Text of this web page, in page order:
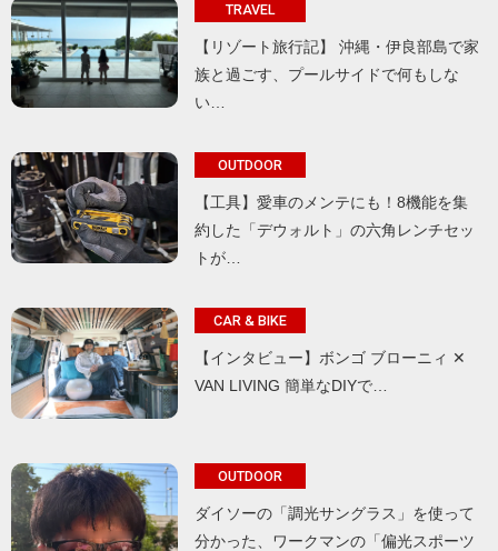
TRAVEL
【リゾート旅行記】 沖縄・伊良部島で家
族と過ごす、プールサイドで何もしな
い…
OUTDOOR
【工具】愛車のメンテにも！8機能を集
約した「デウォルト」の六角レンチセッ
トが…
CAR & BIKE
【インタビュー】ボンゴ ブローニィ ✕
VAN LIVING 簡単なDIYで…
OUTDOOR
ダイソーの「調光サングラス」を使って
分かった、ワークマンの「偏光スポーツ